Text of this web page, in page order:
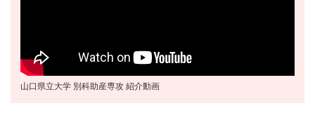
山口県立大学 別科助産専攻 紹介動画